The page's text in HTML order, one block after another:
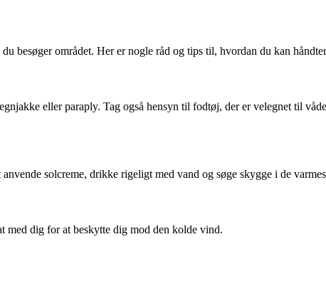
besøger området. Her er nogle råd og tips til, hvordan du kan
eller paraply. Tag også hensyn til fodtøj, der er velegnet til
solcreme, drikke rigeligt med vand og søge skygge i de
dig for at beskytte dig mod den kolde vind.